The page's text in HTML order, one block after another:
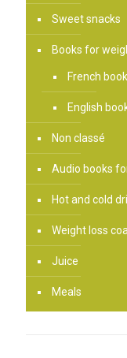
Sweet snacks
Books for
French
English
Non classé
Audio books
Hot and cold
Weight loss
Juice
Meals